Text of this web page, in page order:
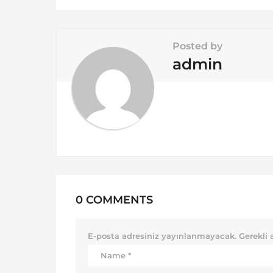
o
Posted by
admin
0 COMMENTS
E-posta adresiniz yayınlanmayacak. Gerekli